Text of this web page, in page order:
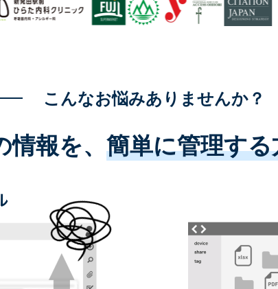
こんなお悩みありませんか？
報を、 簡単に管理す